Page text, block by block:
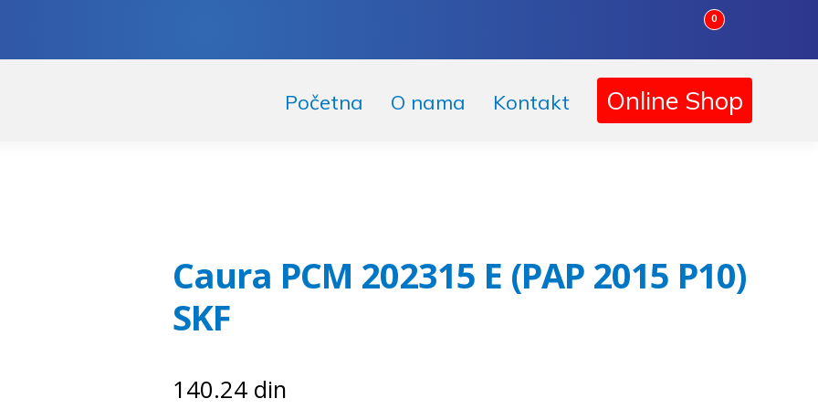
0
Početna O nama Kontakt Online Shop
Caura PCM 202315 E (PAP 2015 P10)
SKF
140.24 din